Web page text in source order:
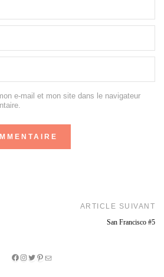
e-mail et mon site dans le navigateur
ARTICLE SUIVANT
San Francisco #5
Facebook
Instagram
Twitter
Pinterest
E-